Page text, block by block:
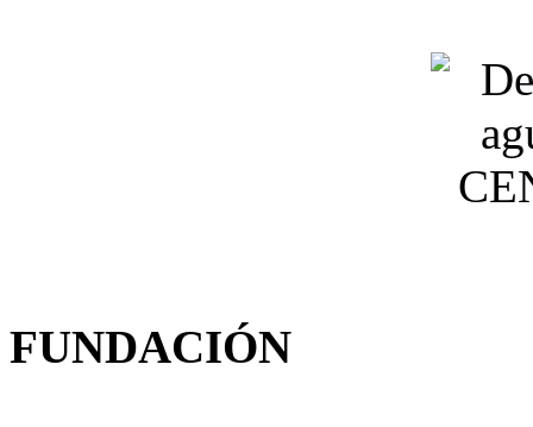
FUNDACIÓN